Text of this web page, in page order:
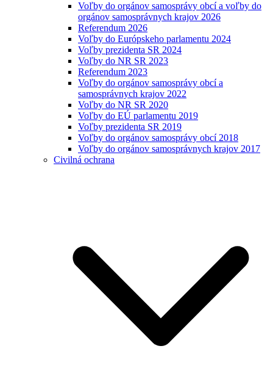
Voľby do orgánov samosprávy obcí a voľby do
orgánov samosprávnych krajov 2026
Referendum 2026
Voľby do Európskeho parlamentu 2024
Voľby prezidenta SR 2024
Voľby do NR SR 2023
Referendum 2023
Voľby do orgánov samosprávy obcí a
samosprávnych krajov 2022
Voľby do NR SR 2020
Voľby do EÚ parlamentu 2019
Voľby prezidenta SR 2019
Voľby do orgánov samosprávy obcí 2018
Voľby do orgánov samosprávnych krajov 2017
Civilná ochrana